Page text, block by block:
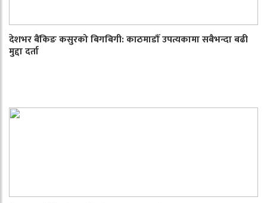
देशभर बैंकिङ कसुरको बिगबिगी: काठमाडौँ उपत्यकामा सबैभन्दा बढी
मुद्दा दर्ता